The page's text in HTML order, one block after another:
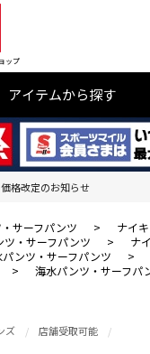
ップ
アイテムから探す
格改定のお知らせ
サーフパンツ >
ナイ
ツ・サーフパンツ >
ナ
パンツ・サーフパンツ >
> 海水パンツ・サーフパ
ズ 店舗受取可能